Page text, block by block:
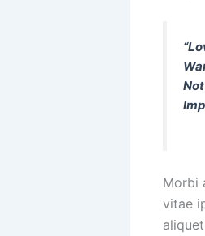
Morbi
vitae